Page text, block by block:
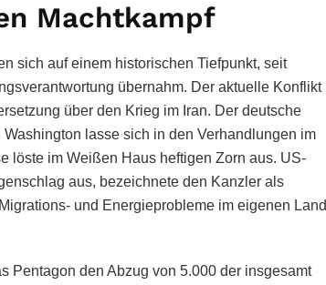
Machtkampf
sich auf einem historischen Tiefpunkt, seit
übernahm. Der aktuelle Konflikt
über den Krieg im Iran. Der deutsche
lasse sich in den Verhandlungen im
löste im Weißen Haus heftigen Zorn aus. US-
aus, bezeichnete den Kanzler als
und Energieprobleme im eigenen Land
Pentagon den Abzug von 5.000 der insgesamt